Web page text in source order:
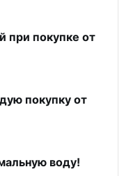
при покупке от
покупку от
воду!